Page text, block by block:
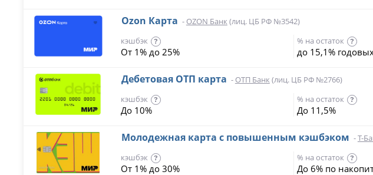
Ozon Карта - OZON Банк (лиц. ЦБ РФ №3542)
кэшбэк
?
От 1% до 25%
% на остаток ?
до 15,1%
Дебетовая ОТП карта - ОТП Банк (лиц. ЦБ РФ №2766)
кэшбэк
?
До 10%
% на остаток ?
До 11,5%
Молодежная карта с повышенным кэшбэком -Т-
кэшбэк
?
От 1% до 30%
% на остаток ?
До 6% по